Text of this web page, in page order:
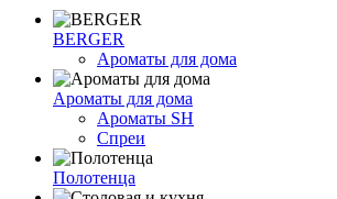
BERGER
Ароматы для дома
Ароматы для дома
Ароматы SH
Спреи
Полотенца